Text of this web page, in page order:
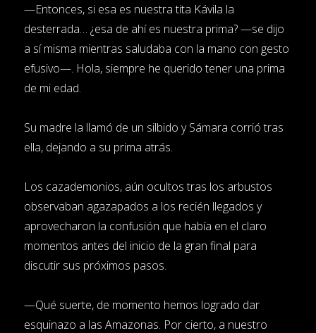
—Entonces, si esa es nuestra tita Kávila la
desterrada… ¿esa de ahí es nuestra prima? —se dijo
a sí misma mientras saludaba con la mano con gesto
efusivo—. Hola, siempre he querido tener una prima
de mi edad.
Su madre la llamó de un silbido y Sámara corrió tras
ella, dejando a su prima atrás.
Los cazademonios, aún ocultos tras los arbustos
observaban agazapados a los recién llegados y
aprovecharon la confusión que había en el claro
momentos antes del inicio de la gran final para
discutir sus próximos pasos.
—Qué suerte, de momento hemos logrado dar
esquinazo a las Amazonas. Por cierto, a nuestro